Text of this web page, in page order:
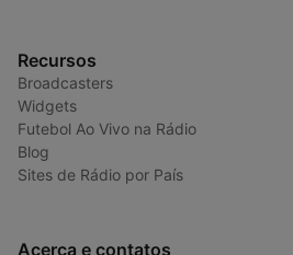
Recursos
Broadcasters
Widgets
Futebol Ao Vivo na Rádio
Blog
Sites de Rádio por País
Acerca e contatos